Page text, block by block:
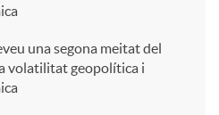
una segona meitat del
volatilitat geopolítica i